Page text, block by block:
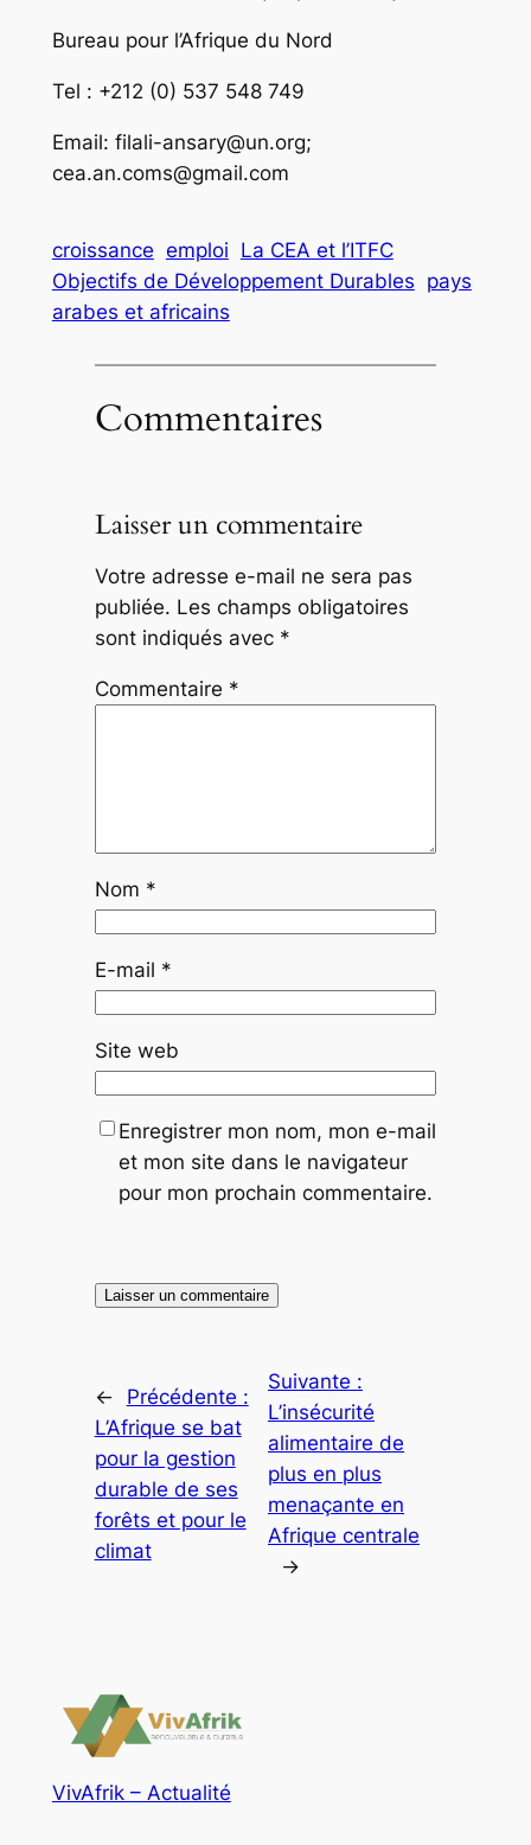
Bureau pour l’Afrique du Nord
Tel : +212 (0) 537 548 749
Email: filali-ansary@un.org;
cea.an.coms@gmail.com
croissance emploi La CEA et l’ITFC
Objectifs de Développement Durables pays
arabes et africains
Commentaires
Laisser un commentaire
Votre adresse e-mail ne sera pas
publiée. Les champs obligatoires
sont indiqués avec *
Commentaire *
Nom *
E-mail *
Site web
Enregistrer mon nom, mon e-mail
et mon site dans le navigateur
pour mon prochain commentaire.
←
Précédente :
L’Afrique se bat
pour la gestion
durable de ses
forêts et pour le
climat
Suivante :
L’insécurité
alimentaire de
plus en plus
menaçante en
Afrique centrale
→
VivAfrik – Actualité